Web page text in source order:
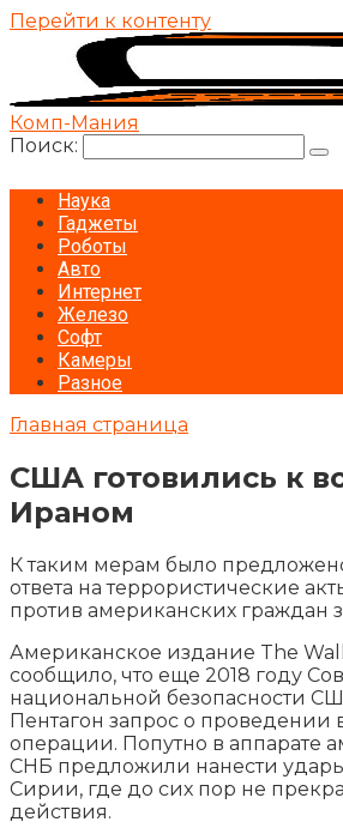
Перейти к контенту
Комп-Мания
Поиск:
Наука
Гаджеты
Роботы
Авто
Интернет
Железо
Софт
Камеры
Разное
Главная страница
США готовились к
Ираном
К таким мерам было
ответа на террористические
против американских граждан
Американское издание The
сообщило, что еще 2018 году
национальной безопасности
Пентагон запрос о проведении
операции. Попутно в аппарате
СНБ предложили нанести
Сирии, где до сих пор не
действия.